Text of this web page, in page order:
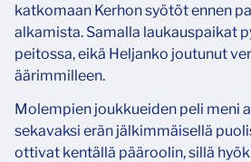
katkomaan Kerhon syötöt ennen
alkamista. Samalla laukauspaikat
peitossa, eikä Heljanko joutunut
äärimmilleen.
Molempien joukkueiden peli meni
sekavaksi erän jälkimmäisellä
ottivat kentällä pääroolin, sillä